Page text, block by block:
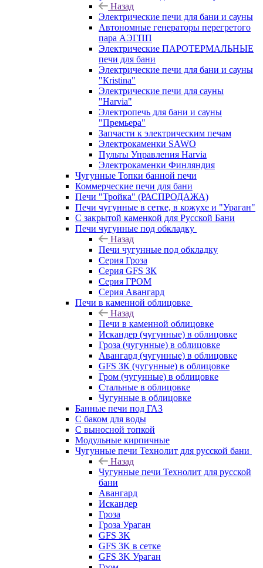
Назад
Электрические печи для бани и сауны
Автономные генераторы перегретого
пара АЭГПП
Электрические ПАРОТЕРМАЛЬНЫЕ
печи для бани
Электрические печи для бани и сауны
"Кristina"
Электрические печи для сауны
"Harvia"
Электропечь для бани и сауны
"Премьера"
Запчасти к электрическим печам
Электрокаменки SAWO
Пульты Управления Harvia
Электрокаменки Финляндия
Чугунные Топки банной печи
Коммерческие печи для бани
Печи "Тройка" (РАСПРОДАЖА)
Печи чугунные в сетке, в кожухе и "Ураган"
С закрытой каменкой для Русской Бани
Печи чугунные под обкладку
Назад
Печи чугунные под обкладку
Серия Гроза
Серия GFS ЗК
Серия ГРОМ
Серия Авангард
Печи в каменной облицовке
Назад
Печи в каменной облицовке
Искандер (чугунные) в облицовке
Гроза (чугунные) в облицовке
Авангард (чугунные) в облицовке
GFS ЗК (чугунные) в облицовке
Гром (чугунные) в облицовке
Стальные в облицовке
Чугунные в облицовке
Банные печи под ГАЗ
С баком для воды
С выносной топкой
Модульные кирпичные
Чугунные печи Технолит для русской бани
Назад
Чугунные печи Технолит для русской
бани
Авангард
Искандер
Гроза
Гроза Ураган
GFS 3K
GFS 3K в сетке
GFS 3K Ураган